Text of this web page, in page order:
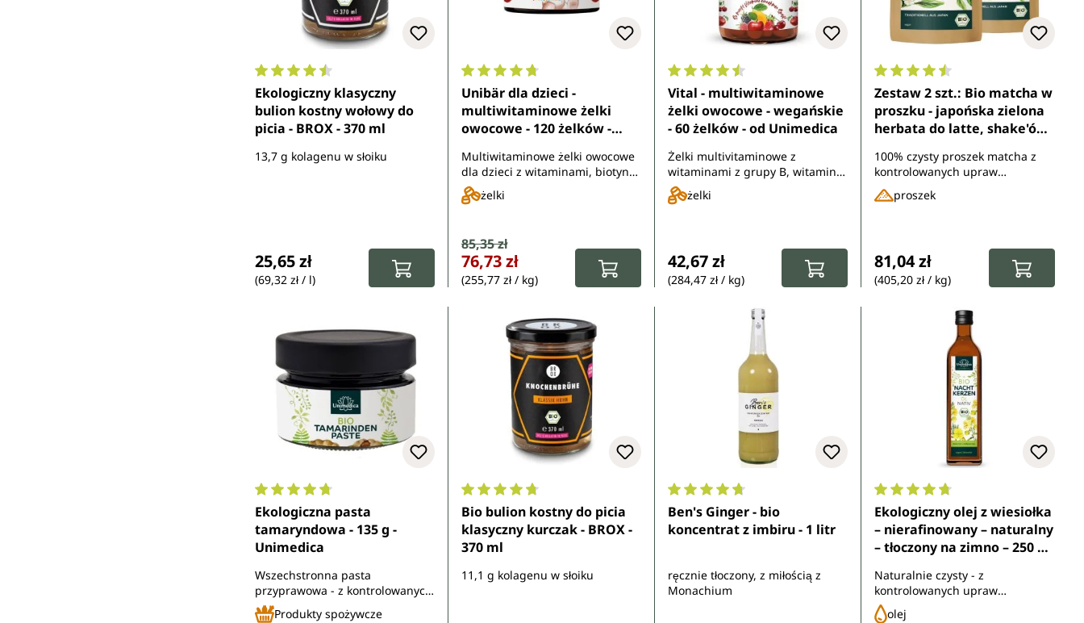
Średnia ocena 4.4 z 5 gwiazdek
Ekologiczny klasyczny
bulion kostny wołowy do
picia - BROX - 370 ml
13,7 g kolagenu w słoiku
25,65 zł
(69,32 zł / l)
Średnia ocena 4.8 z 5 gwiazdek
Unibär dla dzieci -
multiwitaminowe żelki
owocowe - 120 żelków -
Multiwitaminowe żelki owocowe
dla dzieci z witaminami, biotyną,
żelazem, jodem, miedzią,
cynkiem, manganem, chromem i
żelki
Cena sprzedaży:
Cena regularna:
85,35 zł
76,73 zł
(255,77 zł / kg)
Średnia ocena 4.6 z 5 gwiazdek
Vital - multiwitaminowe
żelki owocowe - wegańskie
- 60 żelków - od Unimedica
Żelki multivitaminowe z
witaminami z grupy B, witaminą
D, żelazem, jodem, miedzią i
manganem
żelki
42,67 zł
(284,47 zł / kg)
Średnia ocena 4.6 z 5 gwiazdek
Zestaw 2 szt.: Bio matcha w
proszku - japońska zielona
herbata do latte, shake'ów i
Unimedica
100% czysty proszek matcha z
kontrolowanych upraw
ekologicznych - idealny do
kremowego matcha latte i nie
proszek
81,04 zł
(405,20 zł / kg)
Średnia ocena 4.7 z 5 gwiazdek
Ekologiczna pasta
tamaryndowa - 135 g -
Unimedica
Wszechstronna pasta
przyprawowa - z kontrolowanych
upraw ekologicznych
Produkty spożywcze
Średnia ocena 4.8 z 5 gwiazdek
Bio bulion kostny do picia
klasyczny kurczak - BROX -
370 ml
11,1 g kolagenu w słoiku
Średnia ocena 4.7 z 5 gwiazdek
Ben's Ginger - bio
koncentrat z imbiru - 1 litr
ręcznie tłoczony, z miłością z
Monachium
Średnia ocena 4.8 z 5 gwiazdek
Ekologiczny olej z wiesiołka
– nierafinowany – naturalny
– tłoczony na zimno – 250 ml
Naturalnie czysty - z
kontrolowanych upraw
ekologicznych
olej